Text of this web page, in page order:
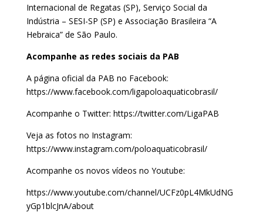
Internacional de Regatas (SP), Serviço Social da
Indústria – SESI-SP (SP) e Associação Brasileira “A
Hebraica” de São Paulo.
Acompanhe as redes sociais da PAB
A página oficial da PAB no Facebook:
https://www.facebook.com/ligapoloaquaticobrasil/
Acompanhe o Twitter: https://twitter.com/LigaPAB
Veja as fotos no Instagram:
https://www.instagram.com/poloaquaticobrasil/
Acompanhe os novos vídeos no Youtube:
https://www.youtube.com/channel/UCFz0pL4MkUdNG
yGp1blcJnA/about